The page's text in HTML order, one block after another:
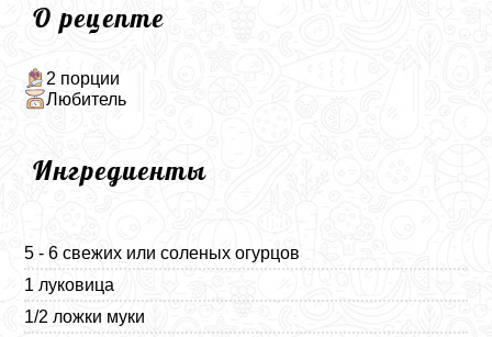
О рецепте
2 порции
Любитель
Ингредиенты
5 - 6 свежих или соленых огурцов
1 луковица
1/2 ложки муки